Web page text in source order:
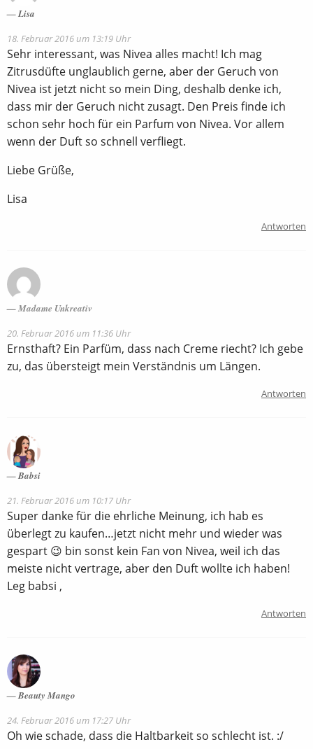
Lisa
18. Februar 2016 um 13:19 Uhr
Sehr interessant, was Nivea alles macht! Ich mag
Zitrusdüfte unglaublich gerne, aber der Geruch von
Nivea ist jetzt nicht so mein Ding, deshalb denke ich,
dass mir der Geruch nicht zusagt. Den Preis finde ich
schon sehr hoch für ein Parfum von Nivea. Vor allem
wenn der Duft so schnell verfliegt.
Liebe Grüße,
Lisa
Antworten
Madame Unkreativ
20. Februar 2016 um 11:36 Uhr
Ernsthaft? Ein Parfüm, dass nach Creme riecht? Ich gebe
zu, das übersteigt mein Verständnis um Längen.
Antworten
Babsi
21. Februar 2016 um 10:17 Uhr
Super danke für die ehrliche Meinung, ich hab es
überlegt zu kaufen…jetzt nicht mehr und wieder was
gespart 😉 bin sonst kein Fan von Nivea, weil ich das
meiste nicht vertrage, aber den Duft wollte ich haben!
Leg babsi ,
Antworten
Beauty Mango
24. Februar 2016 um 17:27 Uhr
Oh wie schade, dass die Haltbarkeit so schlecht ist. :/